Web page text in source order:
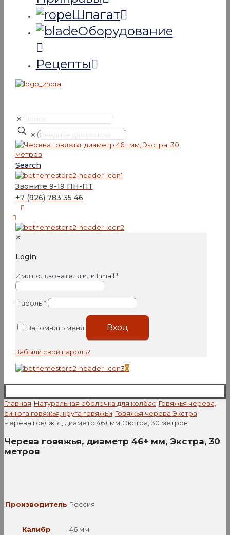
Шпагат
Оборудование
Рецепты
✕
✕
Search
Звоните 9-19 ПН-ПТ
+7 (926) 783 35 46
✕
Login
Имя пользователя или Email *
Пароль*
Запомнить меня Вход
Забыли свой пароль?
0
Главная-Натуральная оболочка для колбас-Говяжья черева,
синюга говяжья, круга говяжьи-Говяжья черева Экстра-
Черева говяжья, диаметр 46+ мм, Экстра, 30 метров
Черева говяжья, диаметр 46+ мм, Экстра, 30
метров
Производитель Россия
Калибр 46 мм